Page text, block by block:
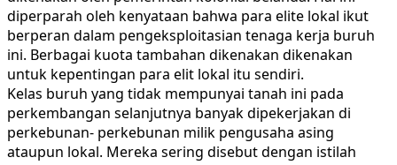
diperparah oleh kenyataan bahwa para elite lokal ikut
berperan dalam pengeksploitasian tenaga kerja buruh
ini. Berbagai kuota tambahan dikenakan dikenakan
untuk kepentingan para elit lokal itu sendiri.
Kelas buruh yang tidak mempunyai tanah ini pada
perkembangan selanjutnya banyak dipekerjakan di
perkebunan- perkebunan milik pengusaha asing
ataupun lokal. Mereka sering disebut dengan istilah